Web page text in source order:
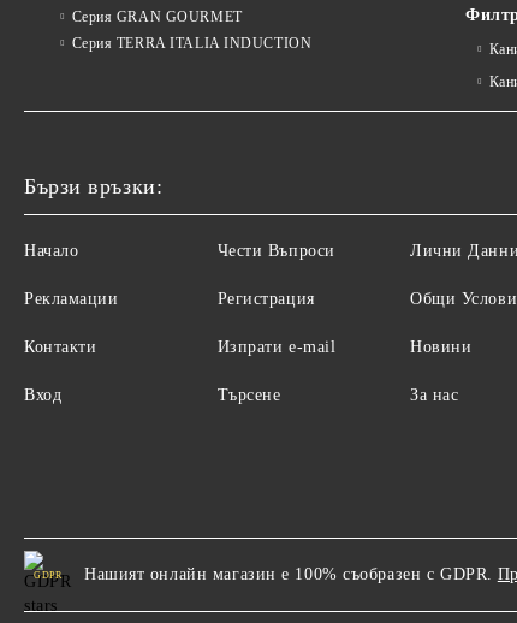
Серия GRAN GOURMET
Серия TERRA ITALIA INDUCTION
Бързи връзки:
Начало
Рекламации
Контакти
Вход
Чести Въпроси
Регистрация
Изпрати e-mail
Търсене
Лични Данни
Общи
Новини
За нас
GDPR Нашият онлайн магазин е 100% съобразен с GDPR.